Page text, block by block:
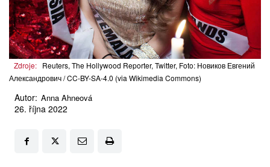
Zdroje: Reuters, The Hollywood Reporter, Twitter, Foto: Новиков Евгений
Александрович / CC-BY-SA-4.0 (via Wikimedia Commons)
Autor: Anna Ahneová
26. října 2022